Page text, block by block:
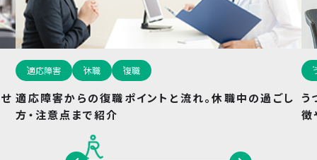
適応障害 休職 復職
適応障害からの復職ポイントと流れ。休職中の過ごし
方・注意点まで紹介
う
徴